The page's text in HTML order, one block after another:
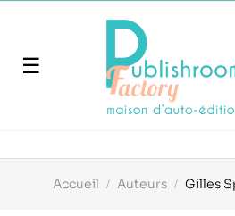
Basculer
navigation
☰
Accueil Auteurs Gilles